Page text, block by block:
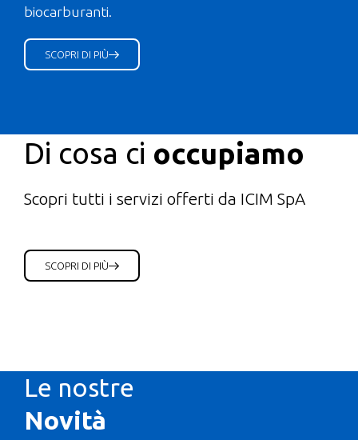
biocarburanti.
SCOPRI DI PIÙ
Di cosa ci occupiamo
Scopri tutti i servizi offerti da ICIM SpA
SCOPRI DI PIÙ
Le nostre
Novità